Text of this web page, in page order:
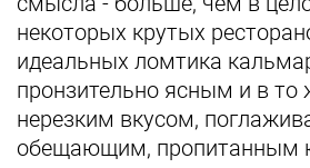
некоторых крутых
идеальных ломтика
пронзительно ясным и в то
нерезким вкусом,
обещающим, пропитанным